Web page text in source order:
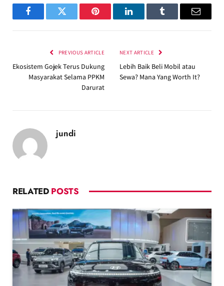
FacebookTwitter Pinterest LinkedInTumblr Email
PREVIOUS ARTICLE
Ekosistem Gojek Terus Dukung
Masyarakat Selama PPKM
Darurat
NEXT ARTICLE
Lebih Baik Beli Mobil atau
Sewa? Mana Yang Worth It?
jundi
RELATED POSTS